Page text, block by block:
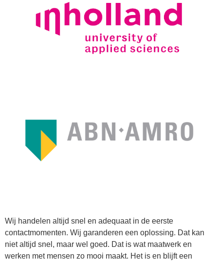
Wij handelen altijd snel en adequaat in de eerste
contactmomenten. Wij garanderen een oplossing. Dat kan
niet altijd snel, maar wel goed. Dat is wat maatwerk en
werken met mensen zo mooi maakt. Het is en blijft een